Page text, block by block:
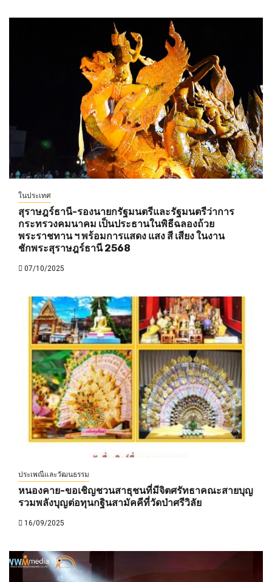
ในประเทศ
สุราษฎร์ธานี-รองนายกรัฐมนตรีและรัฐมนตรีว่าการ
กระทรวงคมนาคม เป็นประธานในพิธีฉลองถ้วย
พระราชทาน ฯ พร้อมการแสดง แสง สี เสียง ในงาน
ชักพระสุราษฎร์ธานี 2568
07/10/2025
ประเพณีและวัฒนธรรม
หนองคาย-ขอเชิญชวนสาธุชนที่มีจิตศรัทธาคณะสายบุญ
รวมพลังบุญต่อทุนกฐินสามัคคีที่วัดป่าศรีวิลัย
16/09/2025